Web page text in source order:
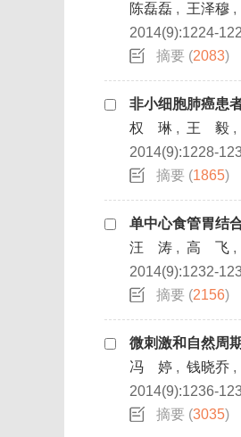
陈磊磊 , 王泽穆 ,
2014(9):1224-
摘要 (2083)
非小细胞肺癌患
权 琳 , 王 毅 ,
2014(9):1228-
摘要 (1865)
单中心食管胃结
汪 涛 , 高 飞 ,
2014(9):1232-
摘要 (2156)
微刺激和自然周
冯 婷 , 钱晓乔 ,
2014(9):1236-
摘要 (3035)